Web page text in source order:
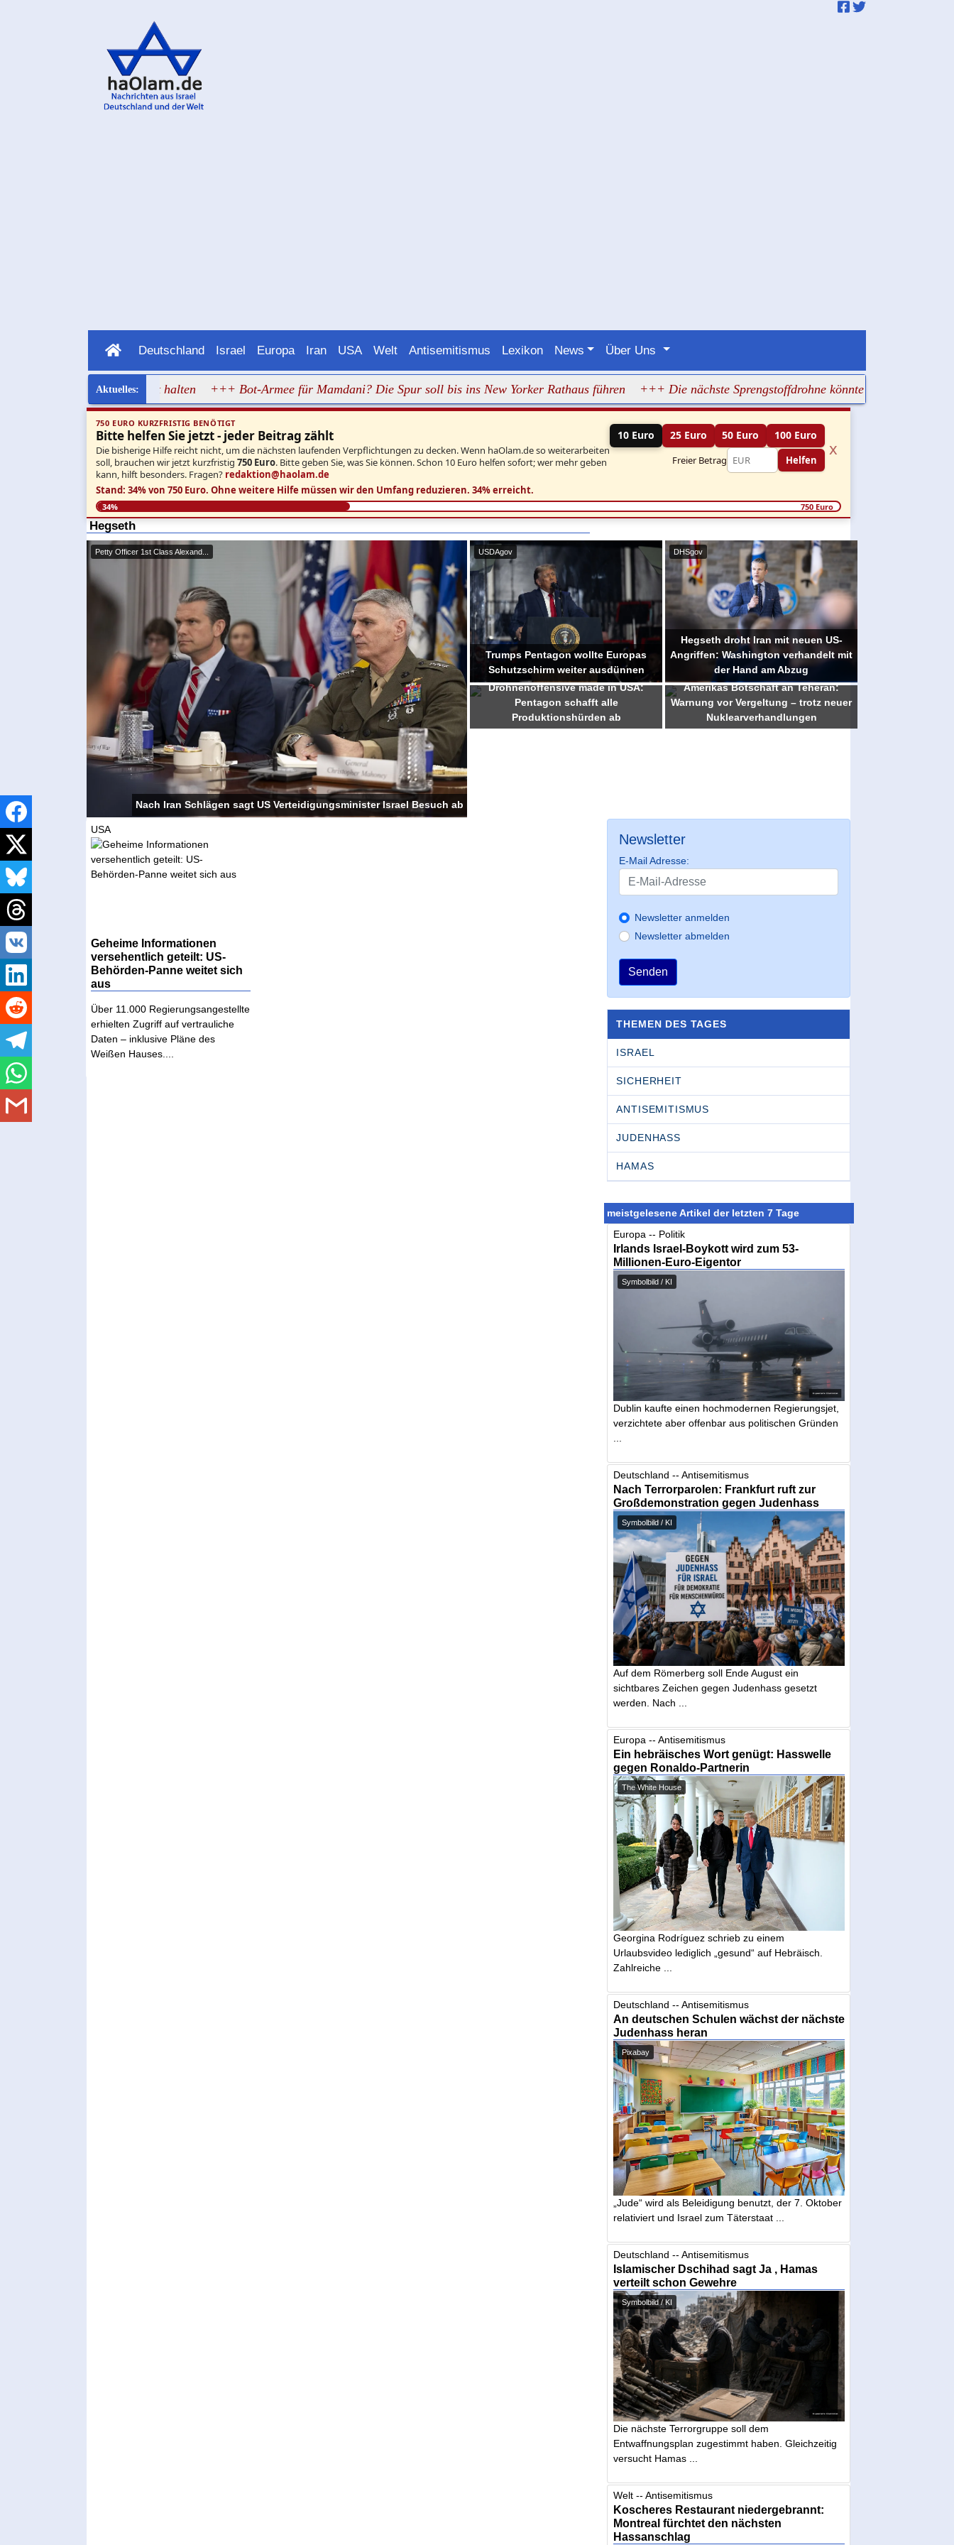
Deutschland Israel Europa Iran USA Welt Antisemitismus Lexikon News Über Uns
will Iran in Angst halten +++ Bot-Armee für Mamdani? Die Spur soll bis ins New Yorker Rathaus führen +++ Die nächste Sprengstoffdrohne könnte mitten in Israel starten
750 EURO KURZFRISTIG BENÖTIGT
Bitte helfen Sie jetzt - jeder Beitrag zählt
Die bisherige Hilfe reicht nicht, um die nächsten laufenden Verpflichtungen zu decken. Wenn haOlam.de so weiterarbeiten
soll, brauchen wir jetzt kurzfristig 750 Euro. Bitte geben Sie, was Sie können. Schon 10 Euro helfen sofort; wer mehr geben
kann, hilft besonders. Fragen? redaktion@haolam.de
10 Euro 25 Euro 50 Euro 100 Euro
Freier Betrag Helfen
x
Stand: 34% von 750 Euro. Ohne weitere Hilfe müssen wir den Umfang reduzieren. 34% erreicht.
34% 750 Euro
Hegseth
Petty Officer 1st Class Alexand...
Nach Iran Schlägen sagt US Verteidigungsminister Israel Besuch ab
USDAgov
Trumps Pentagon wollte Europas
Schutzschirm weiter ausdünnen
DHSgov
Hegseth droht Iran mit neuen US-
Angriffen: Washington verhandelt mit
der Hand am Abzug
Drohnenoffensive made in USA:
Pentagon schafft alle
Produktionshürden ab
Amerikas Botschaft an Teheran:
Warnung vor Vergeltung – trotz neuer
Nuklearverhandlungen
USA
Geheime Informationen
versehentlich geteilt: US-
Behörden-Panne weitet sich
aus
Über 11.000 Regierungsangestellte
erhielten Zugriff auf vertrauliche
Daten – inklusive Pläne des
Weißen Hauses....
Newsletter
E-Mail Adresse:
Newsletter anmelden
Newsletter abmelden
Senden
THEMEN DES TAGES
ISRAEL
SICHERHEIT
ANTISEMITISMUS
JUDENHASS
HAMAS
meistgelesene Artikel der letzten 7 Tage
Europa -- Politik
Irlands Israel-Boykott wird zum 53-
Millionen-Euro-Eigentor
Symbolbild / KI
Dublin kaufte einen hochmodernen Regierungsjet,
verzichtete aber offenbar aus politischen Gründen
Deutschland -- Antisemitismus
Nach Terrorparolen: Frankfurt ruft zur
Großdemonstration gegen Judenhass
Symbolbild / KI
Auf dem Römerberg soll Ende August ein
sichtbares Zeichen gegen Judenhass gesetzt
werden. Nach ...
Europa -- Antisemitismus
Ein hebräisches Wort genügt: Hasswelle
gegen Ronaldo-Partnerin
The White House
Georgina Rodríguez schrieb zu einem
Urlaubsvideo lediglich „gesund“ auf Hebräisch.
Zahlreiche ...
Deutschland -- Antisemitismus
An deutschen Schulen wächst der nächste
Judenhass heran
Pixabay
„Jude“ wird als Beleidigung benutzt, der 7. Oktober
relativiert und Israel zum Täterstaat ...
Deutschland -- Antisemitismus
Islamischer Dschihad sagt Ja , Hamas
verteilt schon Gewehre
Symbolbild / KI
Die nächste Terrorgruppe soll dem
Entwaffnungsplan zugestimmt haben. Gleichzeitig
versucht Hamas ...
Welt -- Antisemitismus
Koscheres Restaurant niedergebrannt:
Montreal fürchtet den nächsten
Hassanschlag